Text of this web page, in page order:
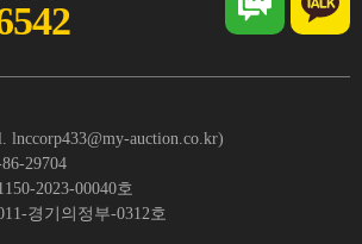
lnccorp433@my-auction.co.kr)
29704
2023-00040호
경기의정부-0312호